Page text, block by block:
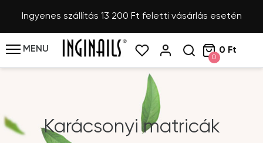
Ingyenes szállítás 13 200 Ft feletti vásárlás esetén
MENU
0
0 Ft
Karácsonyi matricák